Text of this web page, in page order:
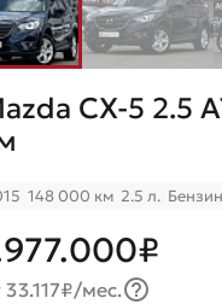
CX-5 2.5
148 000 км 2.5 л. Бензин
33.117₽/мес.